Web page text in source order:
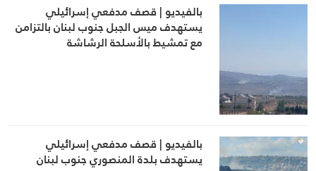
بالفيديو | قصف مدفعي إسرائيلي
يستهدف ميس الجبل جنوب لبنان بالتزامن
مع تمشيط بالأسلحة الرشاشة
بالفيديو | قصف مدفعي إسرائيلي
يستهدف بلدة المنصوري جنوب لبنان